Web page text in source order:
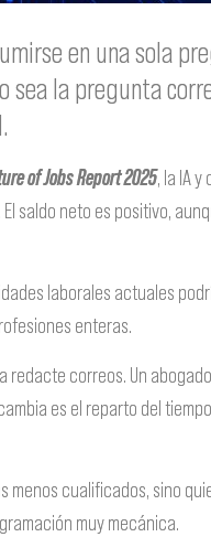
en una sola
sea la pregunta
.
of Jobs Report 2025, la IA
saldo neto es positivo,
laborales actuales
enteras.
correos. Un
es el reparto del
cualificados, sino
muy mecánica.